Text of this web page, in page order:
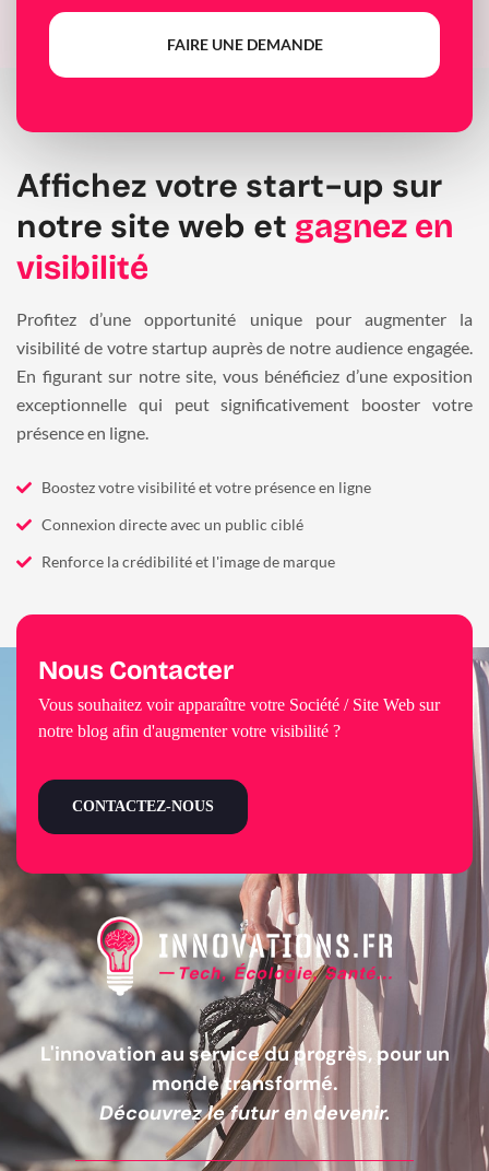
FAIRE UNE DEMANDE
Affichez votre start-up sur
notre site web et gagnez en
visibilité
Profitez d’une opportunité unique pour augmenter la
visibilité de votre startup auprès de notre audience engagée.
En figurant sur notre site, vous bénéficiez d’une exposition
exceptionnelle qui peut significativement booster votre
présence en ligne.
Boostez votre visibilité et votre présence en ligne
Connexion directe avec un public ciblé
Renforce la crédibilité et l'image de marque
L'innovation au service du progrès, pour un
monde transformé.
Découvrez le futur en devenir.
Nous Contacter
Vous souhaitez voir apparaître votre Société / Site Web sur
notre blog afin d'augmenter votre visibilité ?
CONTACTEZ-NOUS